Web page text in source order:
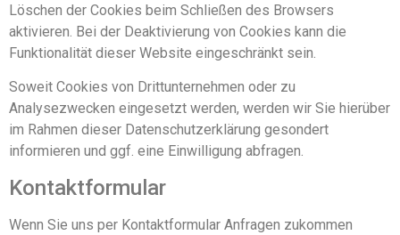
Löschen der Cookies beim Schließen des Browsers
aktivieren. Bei der Deaktivierung von Cookies kann die
Funktionalität dieser Website eingeschränkt sein.
Soweit Cookies von Drittunternehmen oder zu
Analysezwecken eingesetzt werden, werden wir Sie hierüber
im Rahmen dieser Datenschutzerklärung gesondert
informieren und ggf. eine Einwilligung abfragen.
Kontaktformular
Wenn Sie uns per Kontaktformular Anfragen zukommen